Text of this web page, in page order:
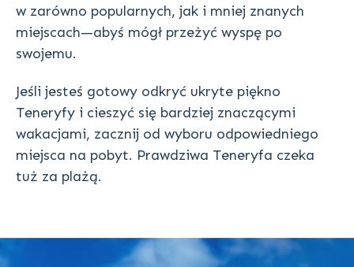
w zarówno popularnych, jak i mniej znanych
miejscach—abyś mógł przeżyć wyspę po
swojemu.
Jeśli jesteś gotowy odkryć ukryte piękno
Teneryfy i cieszyć się bardziej znaczącymi
wakacjami, zacznij od wyboru odpowiedniego
miejsca na pobyt. Prawdziwa Teneryfa czeka
tuż za plażą.